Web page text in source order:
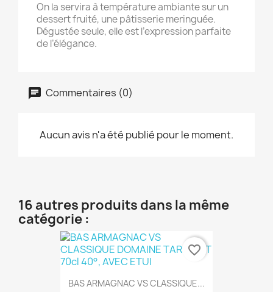
On la servira à température ambiante sur un
dessert fruité, une pâtisserie meringuée.
Dégustée seule, elle est l’expression parfaite
de l’élégance.
Commentaires (0)
Aucun avis n'a été publié pour le moment.
16 autres produits dans la même
catégorie :
BAS ARMAGNAC VS CLASSIQUE...
favorite_border